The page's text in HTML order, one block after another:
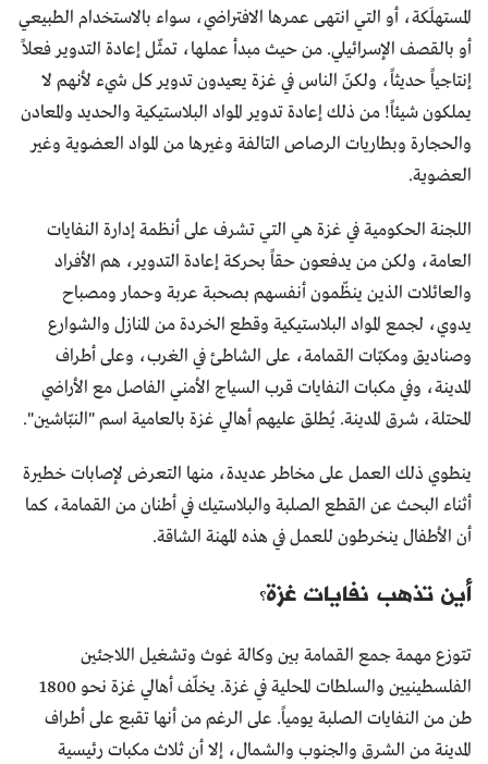
المستهلَكة، أو التي انتهى عمرها الافتراضي، سواء بالاستخدام الطبيعي
أو بالقصف الإسرائيلي. من حيث مبدأ عملها، تمثّل إعادة التدوير فعلاً
إنتاجياً حديثاً، ولكنّ الناس في غزة يعيدون تدوير كل شيء لأنهم لا
يملكون شيئاً! من ذلك إعادة تدوير المواد البلاستيكية والحديد والمعادن
والحجارة وبطاريات الرصاص التالفة وغيرها من المواد العضوية وغير
العضوية.
اللجنة الحكومية في غزة هي التي تشرف على أنظمة إدارة النفايات
العامة، ولكن من يدفعون حقاً بحركة إعادة التدوير، هم الأفراد
والعائلات الذين ينظّمون أنفسهم بصحبة عربة وحمار ومصباح
يدوي، لجمع المواد البلاستيكية وقطع الخردة من المنازل والشوارع
وصناديق ومكبّات القمامة، على الشاطئ في الغرب، وعلى أطراف
المدينة، وفي مكبات النفايات قرب السياج الأمني الفاصل مع الأراضي
المحتلة، شرق المدينة. يُطلق عليهم أهالي غزة بالعامية اسم "النبّاشين".
ينطوي ذلك العمل على مخاطر عديدة، منها التعرض لإصابات خطيرة
أثناء البحث عن القطع الصلبة والبلاستيك في أطنان من القمامة، كما
أن الأطفال ينخرطون للعمل في هذه المهنة الشاقة.
أين تذهب نفايات غزة؟
تتوزع مهمة جمع القمامة بين وكالة غوث وتشغيل اللاجئين
الفلسطينيين والسلطات المحلية في غزة. يخلّف أهالي غزة نحو 1800
طن من النفايات الصلبة يومياً. على الرغم من أنها تقبع على أطراف
المدينة من الشرق والجنوب والشمال، إلا أن ثلاث مكبات رئيسية